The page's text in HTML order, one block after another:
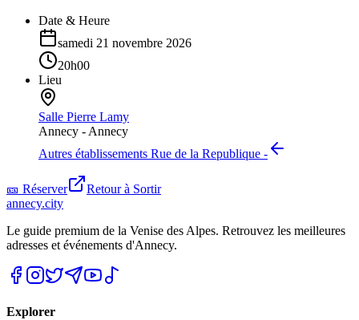
Date & Heure
samedi 21 novembre 2026
20h00
Lieu
Salle Pierre Lamy
Annecy - Annecy
Autres établissements Rue de la Republique -
🎫 Réserver Retour à Sortir
annecy.city
Le guide premium de la Venise des Alpes. Retrouvez les meilleures
adresses et événements d'Annecy.
Explorer